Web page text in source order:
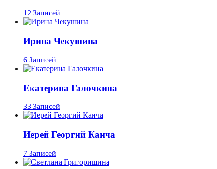
12 Записей
Ирина Чекушина
6 Записей
Екатерина Галочкина
33 Записей
Иерей Георгий Канча
7 Записей